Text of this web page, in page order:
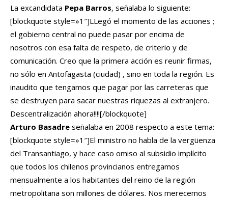
La excandidata Pepa Barros, señalaba lo siguiente:
[blockquote style=»1″]LLegó el momento de las acciones ;
el gobierno central no puede pasar por encima de
nosotros con esa falta de respeto, de criterio y de
comunicación. Creo que la primera acción es reunir firmas,
no sólo en Antofagasta (ciudad) , sino en toda la región. Es
inaudito que tengamos que pagar por las carreteras que
se destruyen para sacar nuestras riquezas al extranjero.
Descentralización ahora!!!![/blockquote]
Arturo Basadre señalaba en 2008 respecto a este tema:
[blockquote style=»1″]El ministro no habla de la vergüenza
del Transantiago, y hace caso omiso al subsidio implícito
que todos los chilenos provincianos entregamos
mensualmente a los habitantes del reino de la región
metropolitana son millones de dólares. Nos merecemos